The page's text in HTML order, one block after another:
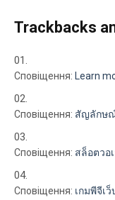
Trackbacks
Сповіщення: Learn
Сповіщення: สัญลักษณ์
Сповіщення: สล็อตวอ
Сповіщення: เกมพีจีเ